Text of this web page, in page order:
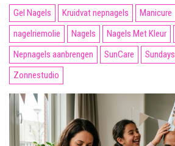
Gel Nagels Kruidvat nepnagels Manicure
nagelriemolie
Nagels Nagels Met Kleur
Nepnagels aanbrengen
SunCare Sundays
Zonnestudio